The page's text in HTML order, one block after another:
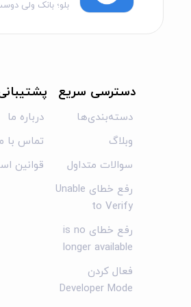
... و بیشتر!
اینستاگرام/توییتر: @apptly
بلو؛ بانک ولی
دسترسی سریع
دسته‌بندی‌ها
وبلاگ
سوالات متداول
رفع خطای Unable
to Verify
رفع خطای is no
longer available
فعال کردن
Developer Mode
درباره ما
تماس با
قوانین